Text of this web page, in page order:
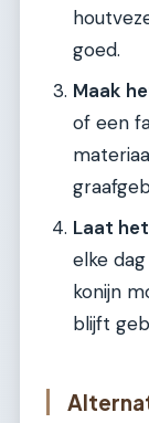
goed.
Maak
of een
Laat
elke
konijn
blijft